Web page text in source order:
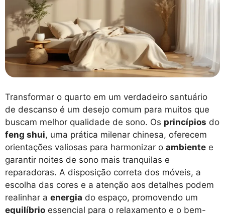
Transformar o quarto em um verdadeiro santuário
de descanso é um desejo comum para muitos que
buscam melhor qualidade de sono. Os princípios do
feng shui, uma prática milenar chinesa, oferecem
orientações valiosas para harmonizar o ambiente e
garantir noites de sono mais tranquilas e
reparadoras. A disposição correta dos móveis, a
escolha das cores e a atenção aos detalhes podem
realinhar a energia do espaço, promovendo um
equilíbrio essencial para o relaxamento e o bem-